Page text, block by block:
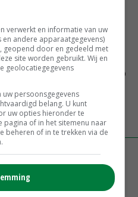
Niño stuwen voedselprijzen op
Kees Huizinga: ‘Bezoek van
mag zelf groente plukken’
verwerkt en informatie van uw
andere apparaatgegevens)
geopend door en gedeeld met
site worden gebruikt. Wij en
geolocatiegegevens
uw persoonsgegevens
belang. U kunt
uw opties hieronder te
pagina of in het sitemenu naar
beheren of in te trekken via de